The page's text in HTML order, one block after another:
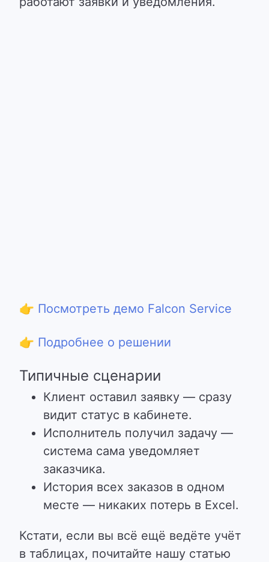
👉 Посмотреть демо Falcon Service
👉 Подробнее о решении
Типичные сценарии
Клиент оставил заявку — сразу
видит статус в кабинете.
Исполнитель получил задачу —
система сама уведомляет
заказчика.
История всех заказов в одном
месте — никаких потерь в Excel.
Кстати, если вы всё ещё ведёте учёт
в таблицах, почитайте нашу статью